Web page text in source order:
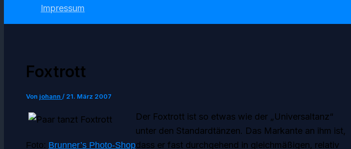
Impressum
Foxtrott
Von johann / 21. März 2007
Foto: Brunner’s Photo-Shop
Der Foxtrott ist so etwas wie der „Universaltanz“
unter den Standardtänzen. Das Markante an ihm ist,
dass er fast durchgehend in gleichmäßigen, relativ